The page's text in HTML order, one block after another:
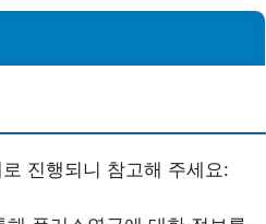
진행되니 참고해 주세요: